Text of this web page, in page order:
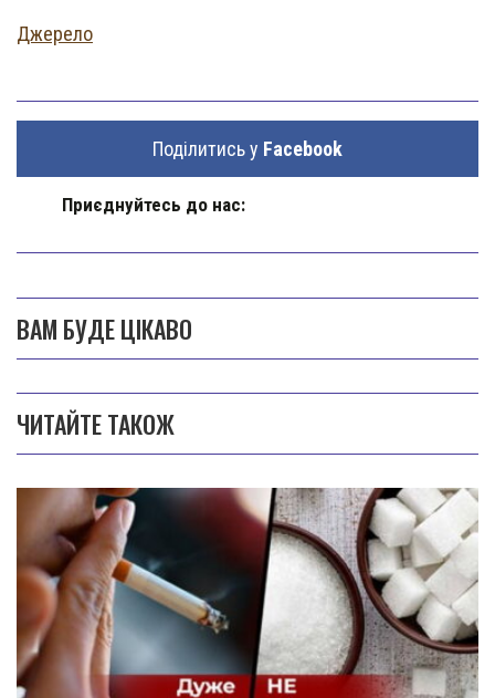
Джерело
Поділитись у Facebook
Приєднуйтесь до нас:
ВАМ БУДЕ ЦІКАВО
ЧИТАЙТЕ ТАКОЖ